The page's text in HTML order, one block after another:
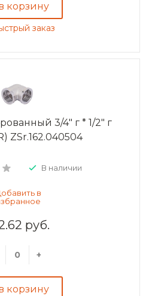
корзину
заказ
3/4" г * 1/2" г
ZSr.162.040504
В наличии
руб.
+
корзину